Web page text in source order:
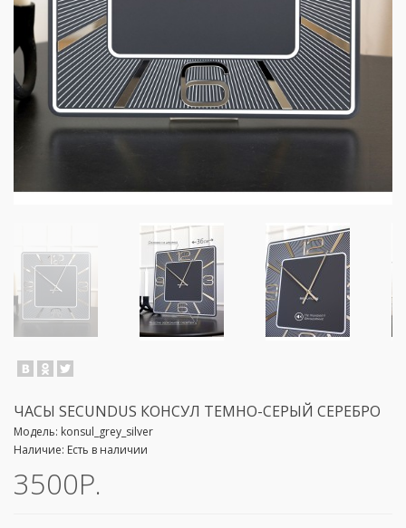
ЧАСЫ SECUNDUS КОНСУЛ ТЕМНО-СЕРЫЙ СЕРЕБРО
Модель: konsul_grey_silver
Наличие: Есть в наличии
3500Р.